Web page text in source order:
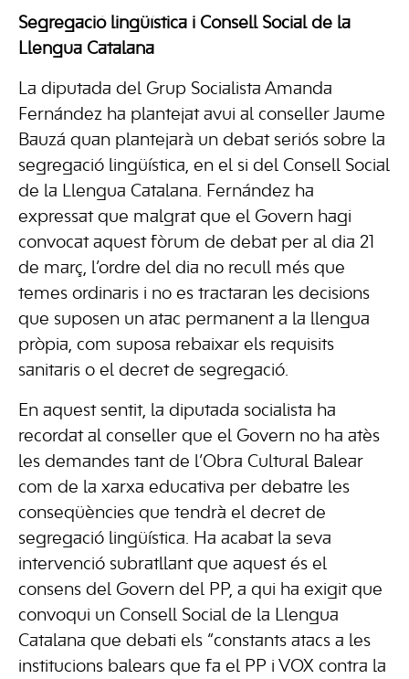
Segregació lingüística i Consell Social de la
Llengua Catalana
La diputada del Grup Socialista Amanda
Fernández ha plantejat avui al conseller Jaume
Bauzá quan plantejarà un debat seriós sobre la
segregació lingüística, en el si del Consell Social
de la Llengua Catalana. Fernández ha
expressat que malgrat que el Govern hagi
convocat aquest fòrum de debat per al dia 21
de març, l’ordre del dia no recull més que
temes ordinaris i no es tractaran les decisions
que suposen un atac permanent a la llengua
pròpia, com suposa rebaixar els requisits
sanitaris o el decret de segregació.
En aquest sentit, la diputada socialista ha
recordat al conseller que el Govern no ha atès
les demandes tant de l’Obra Cultural Balear
com de la xarxa educativa per debatre les
conseqüències que tendrà el decret de
segregació lingüística. Ha acabat la seva
intervenció subratllant que aquest és el
consens del Govern del PP, a qui ha exigit que
convoqui un Consell Social de la Llengua
Catalana que debati els “constants atacs a les
institucions balears que fa el PP i VOX contra la